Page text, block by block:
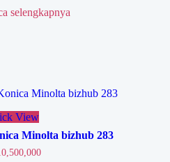
selengkapnya
View
Minolta bizhub 283